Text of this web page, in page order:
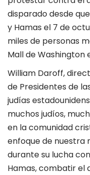
disparado desde
y Hamas el 7 de
miles de personas
Mall de Washington
William Daroff,
de Presidentes de
judías
muchos judíos,
en la comunidad
enfoque de nuestra
durante su lucha
Hamas, combatir el